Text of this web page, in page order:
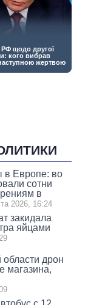
Европе: во
сотни
в
2026, 16:24
закидала
яйцами
области дрон
магазина,